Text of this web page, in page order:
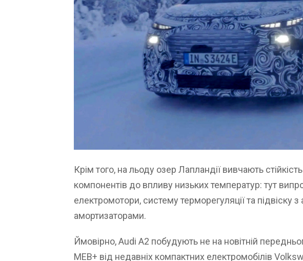
Крім того, на льоду озер Лапландії вивчають
компонентів до впливу низьких температур: тут
електромотори, систему терморегуляції та підвіску
амортизаторами.
Ймовірно, Audi A2 побудують не на новітній
MEB+ від недавніх компактних електромобілів